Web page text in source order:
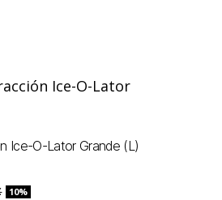
Ice-O-Lator Grande (L)
10%